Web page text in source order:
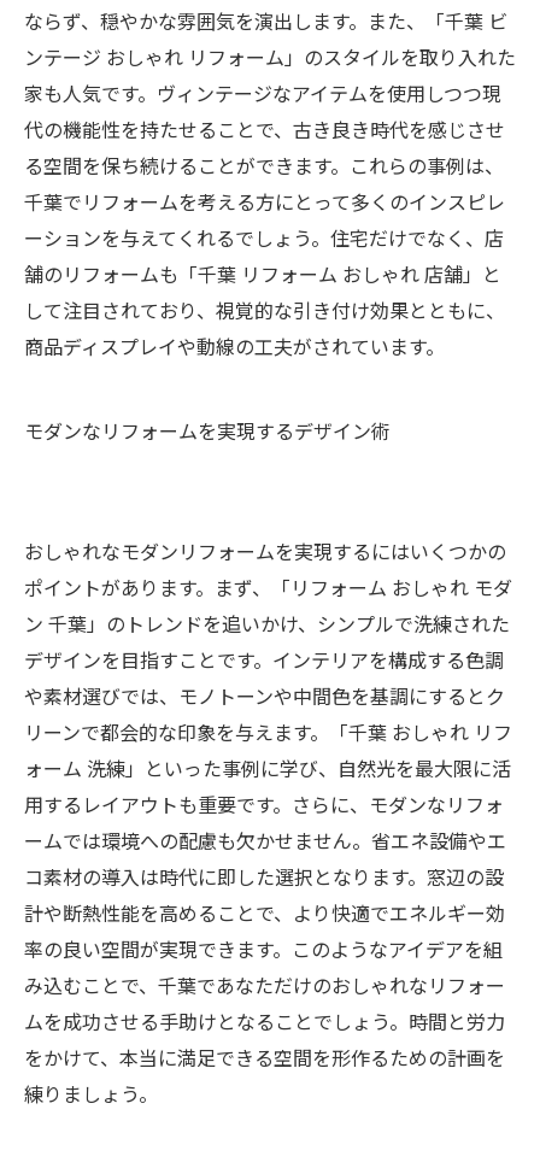
ならず、穏やかな雰囲気を演出します。また、「千葉 ビ
ンテージ おしゃれ リフォーム」のスタイルを取り入れた
家も人気です。ヴィンテージなアイテムを使用しつつ現
代の機能性を持たせることで、古き良き時代を感じさせ
る空間を保ち続けることができます。これらの事例は、
千葉でリフォームを考える方にとって多くのインスピレ
ーションを与えてくれるでしょう。住宅だけでなく、店
舗のリフォームも「千葉 リフォーム おしゃれ 店舗」と
して注目されており、視覚的な引き付け効果とともに、
商品ディスプレイや動線の工夫がされています。
モダンなリフォームを実現するデザイン術
おしゃれなモダンリフォームを実現するにはいくつかの
ポイントがあります。まず、「リフォーム おしゃれ モダ
ン 千葉」のトレンドを追いかけ、シンプルで洗練された
デザインを目指すことです。インテリアを構成する色調
や素材選びでは、モノトーンや中間色を基調にするとク
リーンで都会的な印象を与えます。「千葉 おしゃれ リフ
ォーム 洗練」といった事例に学び、自然光を最大限に活
用するレイアウトも重要です。さらに、モダンなリフォ
ームでは環境への配慮も欠かせません。省エネ設備やエ
コ素材の導入は時代に即した選択となります。窓辺の設
計や断熱性能を高めることで、より快適でエネルギー効
率の良い空間が実現できます。このようなアイデアを組
み込むことで、千葉であなただけのおしゃれなリフォー
ムを成功させる手助けとなることでしょう。時間と労力
をかけて、本当に満足できる空間を形作るための計画を
練りましょう。